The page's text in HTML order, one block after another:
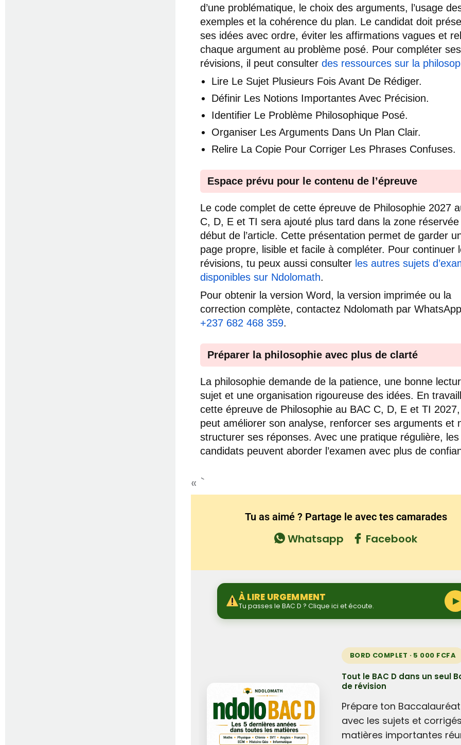
d’une problématique, le choix des arguments, l’usage
exemples et la cohérence du plan. Le candidat doit
ses idées avec ordre, éviter les affirmations vagues et
chaque argument au problème posé. Pour compléter ses
révisions, il peut consulter des ressources sur la
Lire Le Sujet Plusieurs Fois Avant De Rédiger.
Définir Les Notions Importantes Avec Précision.
Identifier Le Problème Philosophique Posé.
Organiser Les Arguments Dans Un Plan Clair.
Relire La Copie Pour Corriger Les Phrases Confuses.
Espace prévu pour le contenu de l’épreuve
Le code complet de cette épreuve de Philosophie 2027
C, D, E et TI sera ajouté plus tard dans la zone
début de l’article. Cette présentation permet de garder
page propre, lisible et facile à compléter. Pour continuer
révisions, tu peux aussi consulter les autres sujets
disponibles sur Ndolomath.
Pour obtenir la version Word, la version imprimée ou la
correction complète, contactez Ndolomath par
+237 682 468 359.
Préparer la philosophie avec plus de clarté
La philosophie demande de la patience, une bonne
sujet et une organisation rigoureuse des idées. En
cette épreuve de Philosophie au BAC C, D, E et TI 2027,
peut améliorer son analyse, renforcer ses arguments et
structurer ses réponses. Avec une pratique régulière, les
candidats peuvent aborder l’examen avec plus de
« `
Tu as aimé ? Partage le avec tes camarades
Whatsapp Facebook
À LIRE URGEMMENT
Tu passes le BAC D ? Clique ici et écoute. ▶
BORD COMPLET · 5 000 FCFA
Tout le BAC D dans un seul
de révision
Prépare ton
avec les sujets et
matières importantes